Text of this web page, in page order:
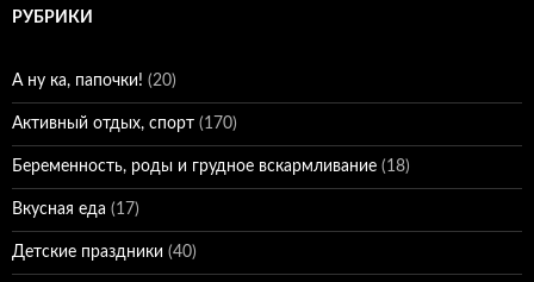
РУБРИКИ
А ну ка, папочки! (20)
Активный отдых, спорт (170)
Беременность, роды и грудное вскармливание (18)
Вкусная еда (17)
Детские праздники (40)